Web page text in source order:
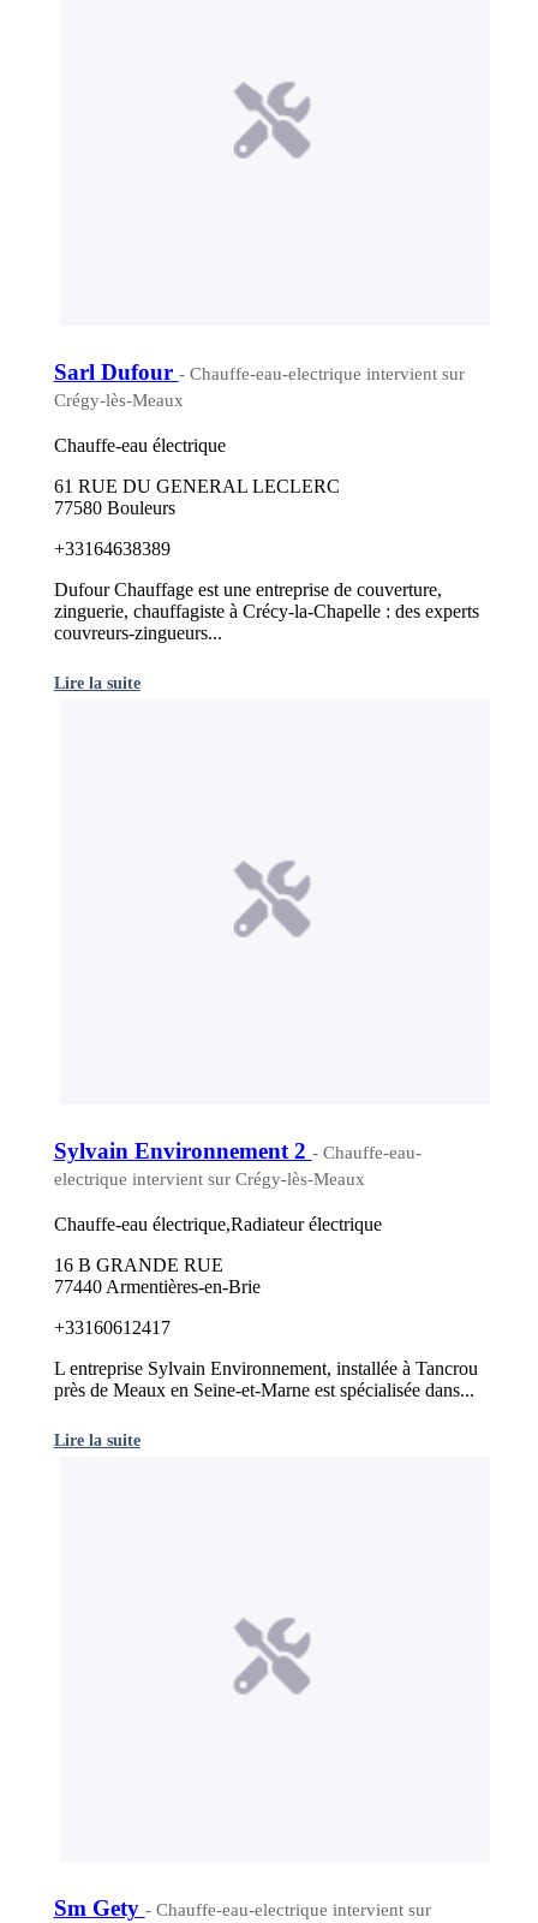
Sarl Dufour - Chauffe-eau-electrique intervient sur
Crégy-lès-Meaux
Chauffe-eau électrique
61 RUE DU GENERAL LECLERC
77580 Bouleurs
+33164638389
Dufour Chauffage est une entreprise de couverture,
zinguerie, chauffagiste à Crécy-la-Chapelle : des experts
couvreurs-zingueurs...
Lire la suite
Sylvain Environnement 2 - Chauffe-eau-
electrique intervient sur Crégy-lès-Meaux
Chauffe-eau électrique,Radiateur électrique
16 B GRANDE RUE
77440 Armentières-en-Brie
+33160612417
L entreprise Sylvain Environnement, installée à Tancrou
près de Meaux en Seine-et-Marne est spécialisée dans...
Lire la suite
Sm Gety - Chauffe-eau-electrique intervient sur